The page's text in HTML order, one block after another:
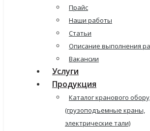
Прайс
Наши работы
Статьи
Описание выполнения
Вакансии
Услуги
Продукция
Каталог кранового
(грузоподъемные краны,
электрические тали)